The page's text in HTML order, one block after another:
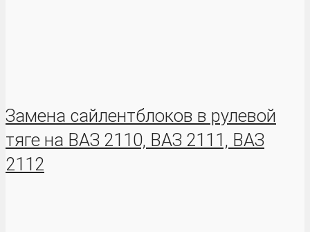
Замена сайлентблоков в рулевой
тяге на ВАЗ 2110, ВАЗ 2111, ВАЗ
2112